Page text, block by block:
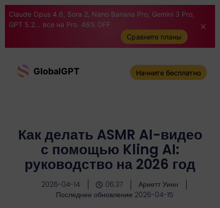
Claude Opus 4.6, Sora 2, Nano Banana Pro, Gemini 3 Pro,
GPT 5.2... все на Pro. 46% OFF
Сравните планы
GlobalGPT Начните бесплатно
Как делать ASMR AI-видео
с помощью Kling AI:
руководство на 2026 год
2026-04-14 06:37
Ариетт Уинн
Последнее обновление 2026-04-15